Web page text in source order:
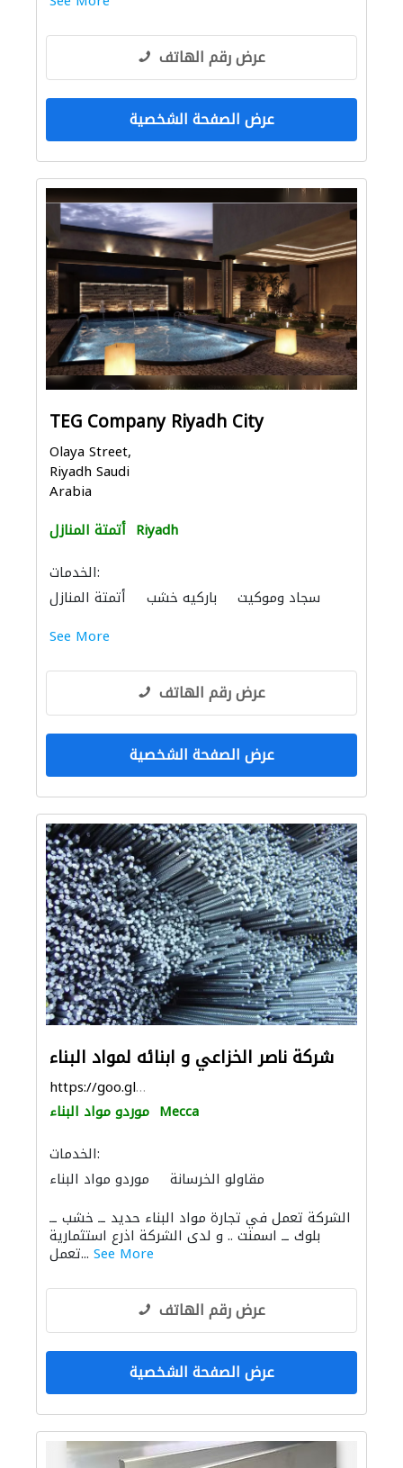
عرض رقم الهاتف
عرض الصفحة الشخصية
TEG Company Riyadh City
Olaya Street,
Riyadh Saudi
Arabia
أتمتة المنازل Riyadh
الخدمات:
أتمتة المنازل
باركيه خشب سجاد وموكيت
نقل اثاث
See More
عرض رقم الهاتف
عرض الصفحة الشخصية
‏شركة ناصر الخزاعي و ابنائه لمواد البناء‏
https://goo.gl/maps/rpm6VKJuuK8TrhaZ7
موردو مواد البناء Mecca
الخدمات:
موردو مواد البناء
مقاولو الخرسانة
سحب الحديد والفولاذ باركيه خشب
الحجر والرخام منتجات خشبية
الشركة تعمل في تجارة مواد البناء حديد ــ خشب ــ
بلوك ــ اسمنت .. و لدى الشركة اذرع استثمارية
تعمل... See More
عرض رقم الهاتف
عرض الصفحة الشخصية